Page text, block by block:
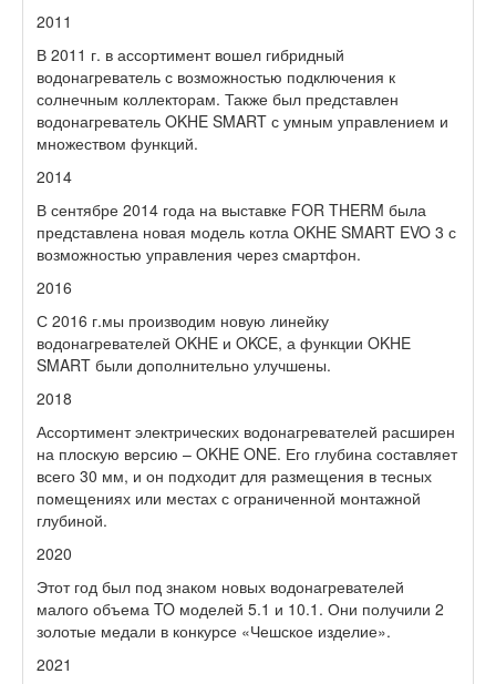
2011
В 2011 г. в ассортимент вошел гибридный
водонагреватель с возможностью подключения к
солнечным коллекторам. Также был представлен
водонагреватель OKHE SMART с умным управлением и
множеством функций.
2014
В сентябре 2014 года на выставке FOR THERM была
представлена ​​новая модель котла OKHE SMART EVO 3 с
возможностью управления через смартфон.
2016
С 2016 г.мы производим новую линейку
водонагревателей OKHE и OKCE, а функции OKHE
SMART были дополнительно улучшены.
2018
Ассортимент электрических водонагревателей расширен
на плоскую версию – OKHE ONE. Его глубина составляет
всего 30 мм, и он подходит для размещения в тесных
помещениях или местах с ограниченной монтажной
глубиной.
2020
Этот год был под знаком новых водонагревателей
малого объема TO моделей 5.1 и 10.1. Они получили 2
золотые медали в конкурсе «Чешское изделие».
2021